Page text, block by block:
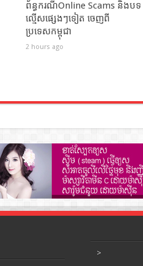
ព័ន្ធករណីOnline Scams និងបទ
ល្មើសផ្សេងៗទៀត ចេញពី
ប្រទេសកម្ពុជា
2 hours ago
>